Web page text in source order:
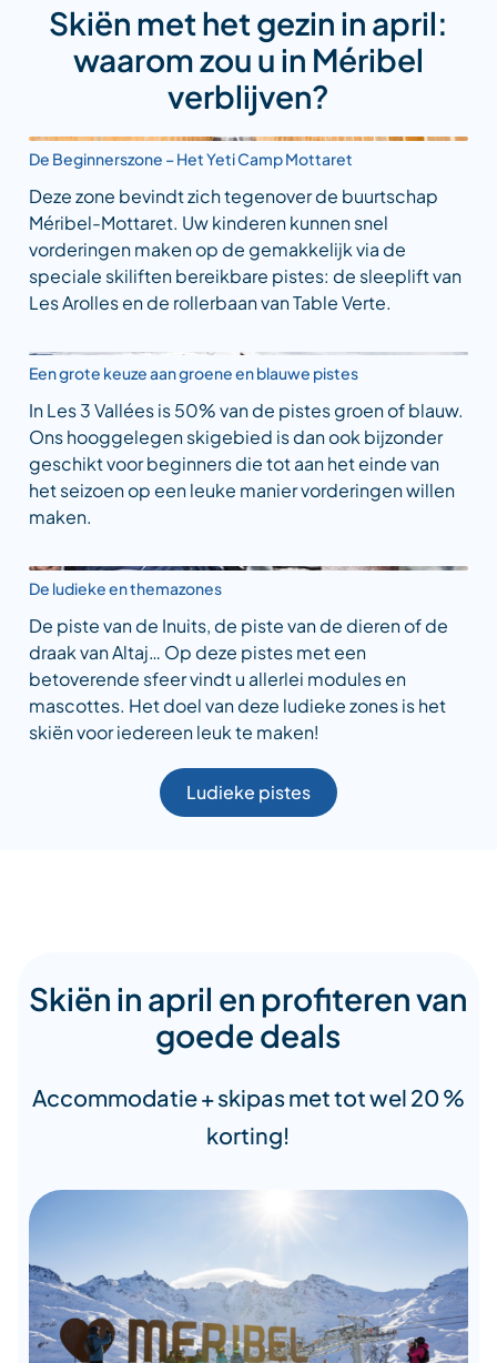
Skiën met het gezin in april:
waarom zou u in Méribel
verblijven?
De Beginnerszone – Het Yeti Camp Mottaret
Deze zone bevindt zich tegenover de buurtschap
Méribel-Mottaret. Uw kinderen kunnen snel
vorderingen maken op de gemakkelijk via de
speciale skiliften bereikbare pistes: de sleeplift van
Les Arolles en de rollerbaan van Table Verte.
Een grote keuze aan groene en blauwe pistes
In Les 3 Vallées is 50% van de pistes groen of blauw.
Ons hooggelegen skigebied is dan ook bijzonder
geschikt voor beginners die tot aan het einde van
het seizoen op een leuke manier vorderingen willen
maken.
De ludieke en themazones
De piste van de Inuits, de piste van de dieren of de
draak van Altaj… Op deze pistes met een
betoverende sfeer vindt u allerlei modules en
mascottes. Het doel van deze ludieke zones is het
skiën voor iedereen leuk te maken!
Ludieke pistes
Skiën in april en profiteren van
goede deals
Accommodatie + skipas met tot wel 20 %
korting!